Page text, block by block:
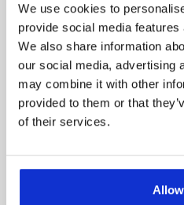
We use cookies to
provide social media
We also share information
our social media, advertising
may combine it with other
provided to them or that
of their services.
2770
Dværg Fjerskægmalle